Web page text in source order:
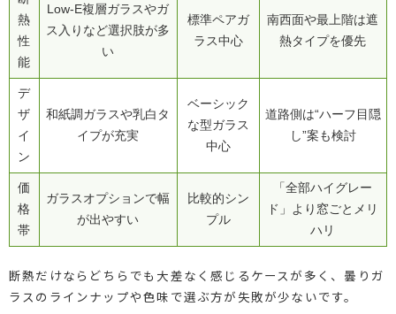
熱
性
能
Low-E複層ガラスやガ
ス入りなど選択肢が多
い
標準ペアガ
ラス中心
南西面や最上階は遮
熱タイプを優先
デ
ザ
イ
ン
和紙調ガラスや乳白タ
イプが充実
ベーシック
な型ガラス
中心
道路側は“ハーフ目隠
し”案も検討
価
格
帯
ガラスオプションで幅
が出やすい
比較的シン
プル
「全部ハイグレー
ド」より窓ごとメリ
ハリ
断熱だけならどちらでも大差なく感じるケースが多く、曇りガ
ラスのラインナップや色味で選ぶ方が失敗が少ないです。